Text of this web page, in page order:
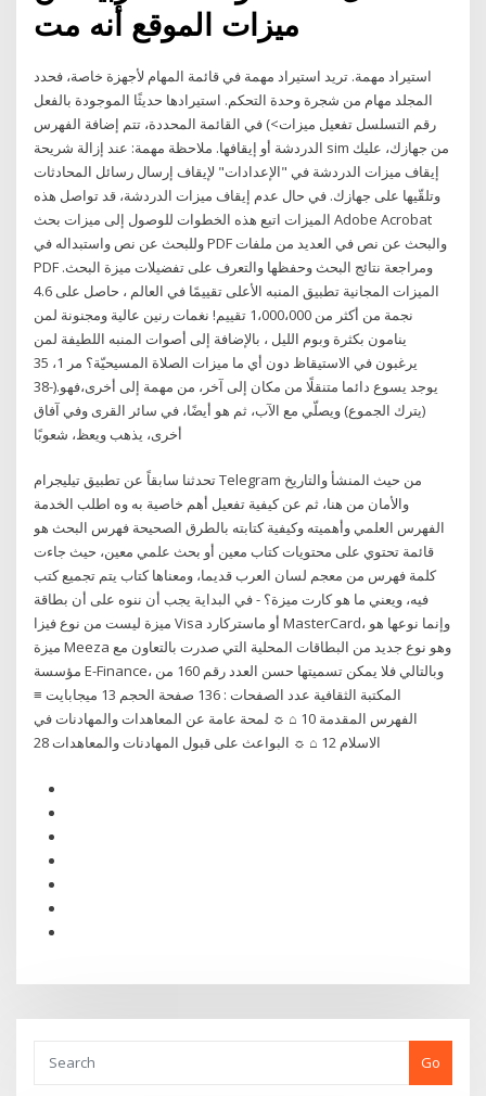
ميزات الموقع أنه مت
استيراد مهمة. تريد استيراد مهمة في قائمة المهام لأجهزة خاصة، فحدد
المجلد مهام من شجرة وحدة التحكم. استيرادها حديثًا الموجودة بالفعل
في القائمة المحددة، تتم إضافة الفهرس (<رقم التسلسل تفعيل ميزات
الدردشة أو إيقافها. ملاحظة مهمة: عند إزالة شريحة sim من جهازك، عليك
إيقاف ميزات الدردشة في "الإعدادات" لإيقاف إرسال رسائل المحادثات
وتلقّيها على جهازك. في حال عدم إيقاف ميزات الدردشة، قد تواصل هذه
الميزات اتبع هذه الخطوات للوصول إلى ميزات بحث Adobe Acrobat
وللبحث عن نص واستبداله في PDF والبحث عن نص في العديد من ملفات
PDF ومراجعة نتائج البحث وحفظها والتعرف على تفضيلات ميزة البحث.
الميزات المجانية تطبيق المنبه الأعلى تقييمًا في العالم ، حاصل على 4.6
نجمة من أكثر من 1،000،000 تقييم! نغمات رنين عالية ومجنونة لمن
ينامون بكثرة وبوم الليل ، بالإضافة إلى أصوات المنبه اللطيفة لمن
يرغبون في الاستيقاظ دون أي ما ميزات الصلاة المسيحيّة؟ مر 1، 35
-38).يوجد يسوع دائما متنقلًا من مكان إلى آخر، من مهمة إلى أخرى،فهو
(يترك الجموع) ويصلّي مع الآب، ثم هو أيضًا، في سائر القرى وفي آفاق
أخرى، يذهب ويعظ، شعوبًا
تحدثنا سابقاً عن تطبيق تيليجرام Telegram من حيث المنشأ والتاريخ
والأمان من هنا، ثم عن كيفية تفعيل أهم خاصية به وه اطلب الخدمة
الفهرس العلمي وأهميته وكيفية كتابته بالطرق الصحيحة فهرس البحث هو
قائمة تحتوي على محتويات كتاب معين أو بحث علمي معين، حيث جاءت
كلمة فهرس من معجم لسان العرب قديما، ومعناها كتاب يتم تجميع كتب
فيه، ويعني ما هو كارت ميزة؟ - في البداية يجب أن ننوه على أن بطاقة
ميزة ليست من نوع فيزا Visa أو ماستركارد MasterCard، وإنما نوعها هو
ميزة Meeza وهو نوع جديد من البطاقات المحلية التي صدرت بالتعاون مع
مؤسسة E-Finance، وبالتالي فلا يمكن تسميتها حسن العدد رقم 160 من
المكتبة الثقافية عدد الصفحات : 136 صفحة الحجم 13 ميجابايت ≡
الفهرس المقدمة 10 ⌂ ☼ لمحة عامة عن المعاهدات والمهادنات في
الاسلام 12 ⌂ ☼ البواعث على قبول المهادنات والمعاهدات 28
Go